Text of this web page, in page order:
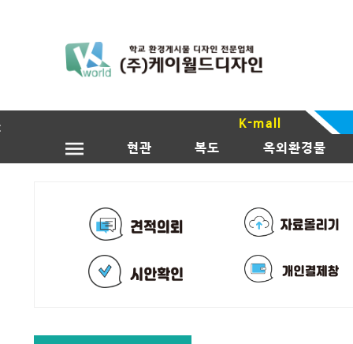
K-mall
현관
복도 옥외환경물